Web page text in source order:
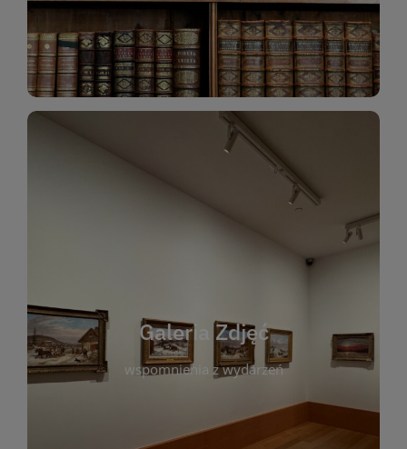
Katalog Zbiorów
Galeria Zdjęć
wspomnienia z wydarzeń
Galeria Zdjęć
wspomnienia z wydarzeń, spotkań i projektów
którym można zobaczyć, jak żyje nasza biblioteka
i jej społeczność. Zdjęcia dokumentują zarówno
uroczyste chwile, jak i codzienne aktywności
czytelników. Regularnie dodajemy nowe galerie,
by każdy mógł powrócić do wyjątkowych
momentów. Zapraszamy do obejrzenia,